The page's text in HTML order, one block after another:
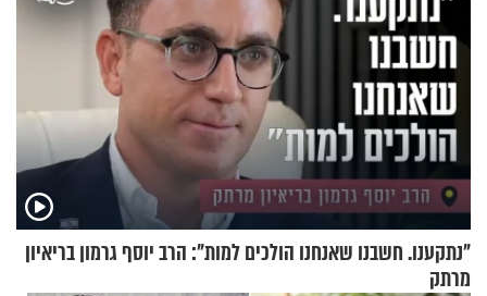
"נתקענו. חשבנו שאנחנו הולכים למות": הרב יוסף גרמון בריאיון
מרתק